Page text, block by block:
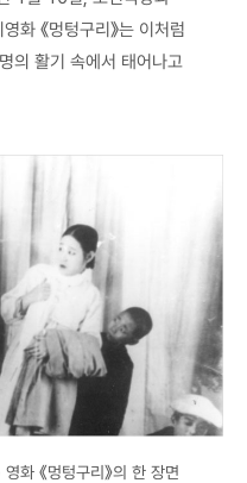
화 《멍텅구리》는 이처럼
의 활기 속에서 태어나고
화 《멍텅구리》의 한 장면